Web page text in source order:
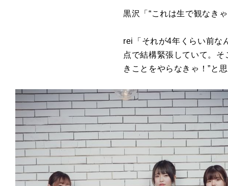
黒沢「“これは生で観なき
rei「それが4年くらい前な
点で結構緊張していて。
きことをやらなきゃ！”と